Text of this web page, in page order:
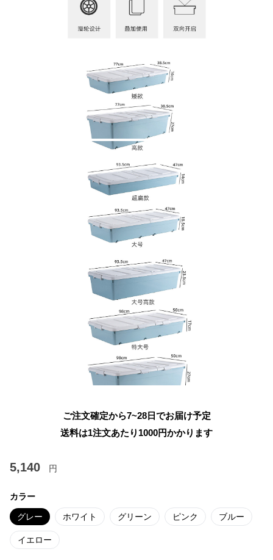
ご注文確定から7~28日でお届け予定
送料は1注文あたり 1000円かかります
5,140 円
カラー
グレー ホワイト グリーン ピンク ブルー
イエロー